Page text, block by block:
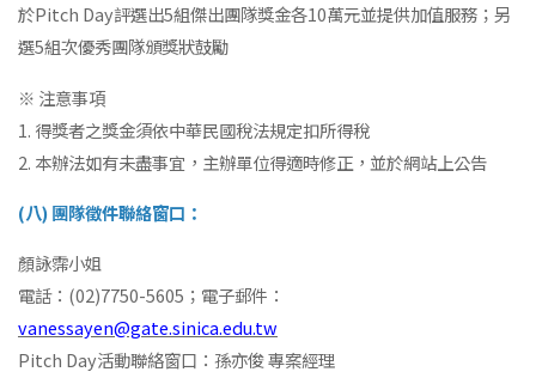
於Pitch Day評選出5組傑出團隊獎金各10萬元並提供加值服務；另
選5組次優秀團隊頒獎狀鼓勵
※ 注意事項
1. 得獎者之獎金須依中華民國稅法規定扣所得稅
2. 本辦法如有未盡事宜，主辦單位得適時修正，並於網站上公告
(八) 團隊徵件聯絡窗口：
顏詠霈小姐
電話：(02)7750-5605；電子郵件：
vanessayen@gate.sinica.edu.tw
Pitch Day活動聯絡窗口：孫亦俊 專案經理